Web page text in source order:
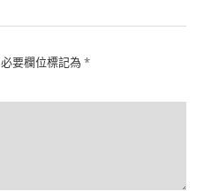
必要欄位標記為 *